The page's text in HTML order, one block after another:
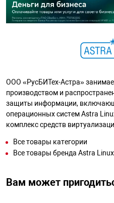
ООО «РусБИТех-Астра»
производством и
защиты информации,
операционных систем Astra
комплекс средств
Все товары категории
Все товары бренда Astra Linux
Вам может